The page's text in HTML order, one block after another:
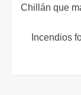
Chillán que
Incendios